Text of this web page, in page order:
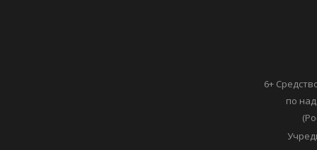
6+
по